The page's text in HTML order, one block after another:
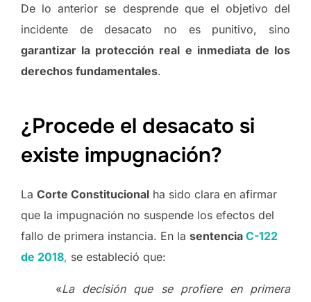
De lo anterior se desprende que el objetivo del
incidente de desacato no es punitivo, sino
garantizar la protección real e inmediata de los
derechos fundamentales.
¿Procede el desacato si
existe impugnación?
La Corte Constitucional ha sido clara en afirmar
que la impugnación no suspende los efectos del
fallo de primera instancia. En la sentencia C-122
de 2018, se estableció que:
«La decisión que se profiere en primera